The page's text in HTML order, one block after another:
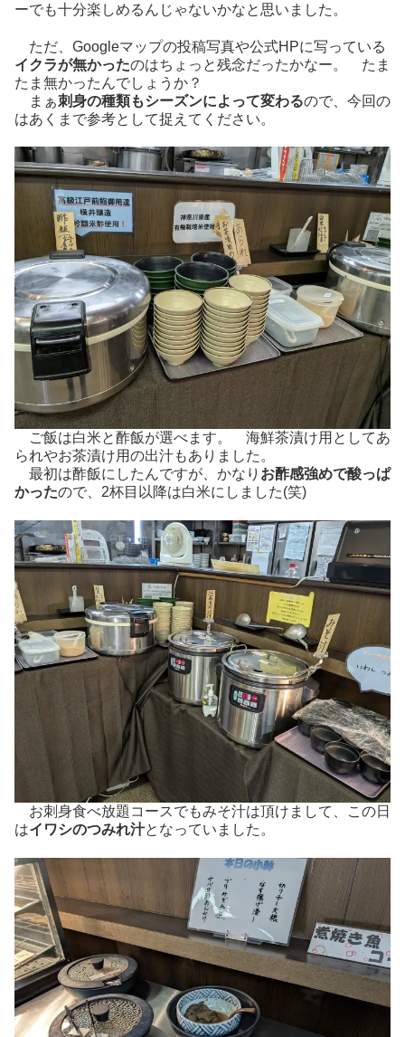
ーでも十分楽しめるんじゃないかなと思いました。
ただ、Googleマップの投稿写真や公式HPに写っている
イクラが無かったのはちょっと残念だったかなー。 たま
たま無かったんでしょうか？
まぁ刺身の種類もシーズンによって変わるので、今回の
はあくまで参考として捉えてください。
ご飯は白米と酢飯が選べます。 海鮮茶漬け用としてあ
られやお茶漬け用の出汁もありました。
最初は酢飯にしたんですが、かなり お酢感強めで酸っぱ
かったので、2杯目以降は白米にしました(笑)
お刺身食べ放題コースでもみそ汁は頂けまして、この日
はイワシのつみれ汁となっていました。